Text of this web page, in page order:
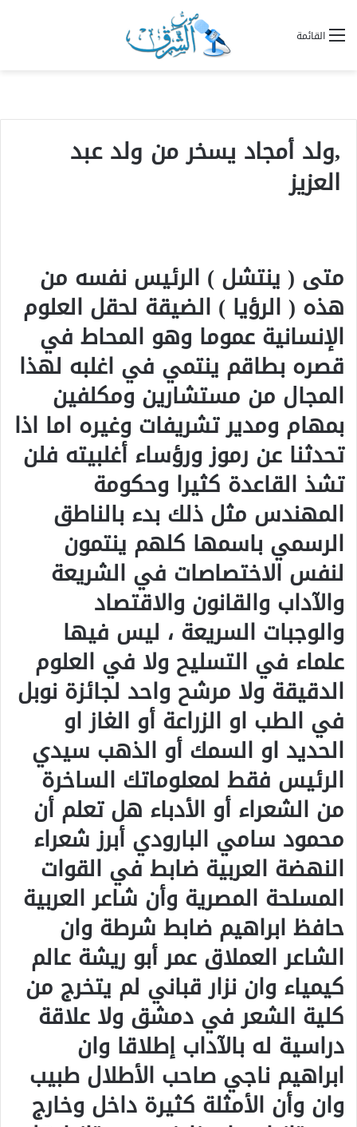
القائمة
,ولد أمجاد يسخر من ولد عبد
العزيز
متى ( ينتشل ) الرئيس نفسه من
هذه ( الرؤيا ) الضيقة لحقل العلوم
الإنسانية عموما وهو المحاط في
قصره بطاقم ينتمي في اغلبه لهذا
المجال من مستشارين ومكلفين
بمهام ومدير تشريفات وغيره اما اذا
تحدثنا عن رموز ورؤساء أغلبيته فلن
تشذ القاعدة كثيرا وحكومة
المهندس مثل ذلك بدء بالناطق
الرسمي باسمها كلهم ينتمون
لنفس الاختصاصات في الشريعة
والآداب والقانون والاقتصاد
والوجبات السريعة ، ليس فيها
علماء في التسليح ولا في العلوم
الدقيقة ولا مرشح واحد لجائزة نوبل
في الطب او الزراعة أو الغاز او
الحديد او السمك أو الذهب سيدي
الرئيس فقط لمعلوماتك الساخرة
من الشعراء أو الأدباء هل تعلم أن
محمود سامي البارودي أبرز شعراء
النهضة العربية ضابط في القوات
المسلحة المصرية وأن شاعر العربية
حافظ ابراهيم ضابط شرطة وان
الشاعر العملاق عمر أبو ريشة عالم
كيمياء وان نزار قباني لم يتخرج من
كلية الشعر في دمشق ولا علاقة
دراسية له بالآداب إطلاقا وان
ابراهيم ناجي صاحب الأطلال طبيب
وان وأن الأمثلة كثيرة داخل وخارج